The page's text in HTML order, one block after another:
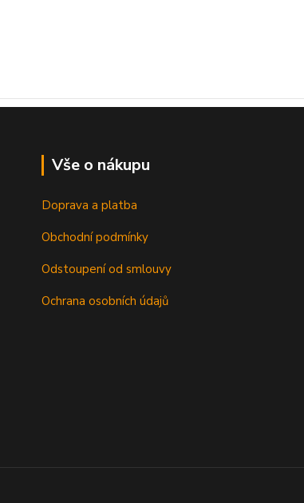
Vše o nákupu
Doprava a platba
Obchodní podmínky
Odstoupení od smlouvy
Ochrana osobních údajů